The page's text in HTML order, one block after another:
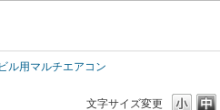
ル用マルチエアコン
文字サイズ変更